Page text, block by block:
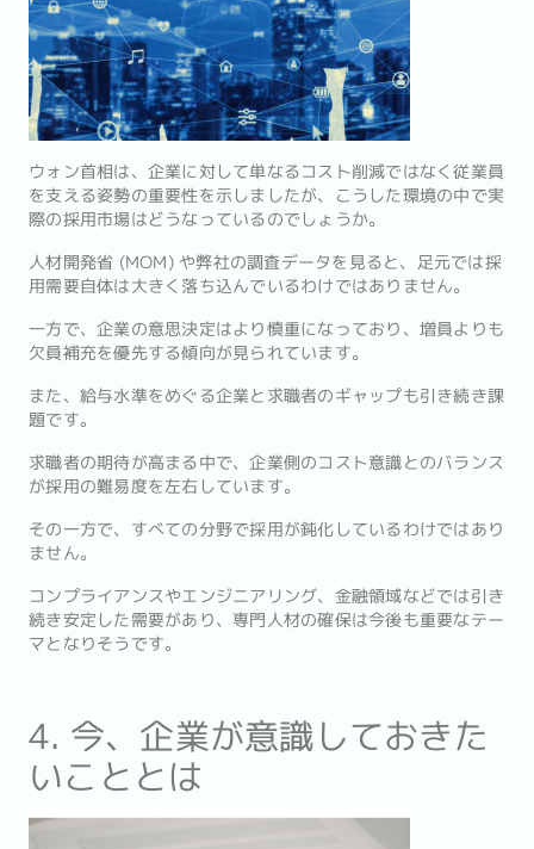
ウォン首相は、企業に対して単なるコスト削減ではなく従業員
を支える姿勢の重要性を示しましたが、こうした環境の中で実
際の採用市場はどうなっているのでしょうか。
人材開発省 (MOM) や弊社の調査データを見ると、足元では採
用需要自体は大きく落ち込んでいるわけではありません。
一方で、企業の意思決定はより慎重になっており、増員よりも
欠員補充を優先する傾向が見られています。
また、給与水準をめぐる企業と求職者のギャップも引き続き課
題です。
求職者の期待が高まる中で、企業側のコスト意識とのバランス
が採用の難易度を左右しています。
その一方で、すべての分野で採用が鈍化しているわけではあり
ません。
コンプライアンスやエンジニアリング、金融領域などでは引き
続き安定した需要があり、専門人材の確保は今後も重要なテー
マとなりそうです。
4. 今、企業が意識しておきた
いこととは